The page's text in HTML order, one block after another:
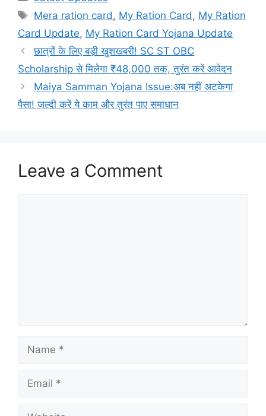
Tags
Mera ration card , My Ration Card , My Ration
Card Update, My Ration Card Yojana Update
छात्रों के लिए बड़ी खुशखबरी! SC ST OBC
Scholarship से मिलेगा ₹48,000 तक, तुरंत करें आवेदन
Maiya Samman Yojana Issue:अब नहीं अटकेगा
पैसा! जल्दी करें ये काम और तुरंत पाए समाधान
Leave a Comment